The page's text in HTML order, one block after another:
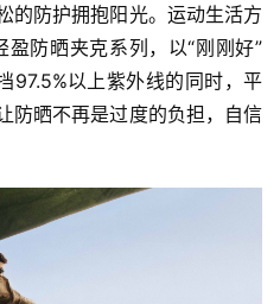
的防护拥抱阳光。运动生活方
防晒夹克系列，以“刚刚好”
以上紫外线的同时，平
防晒不再是过度的负担，自信